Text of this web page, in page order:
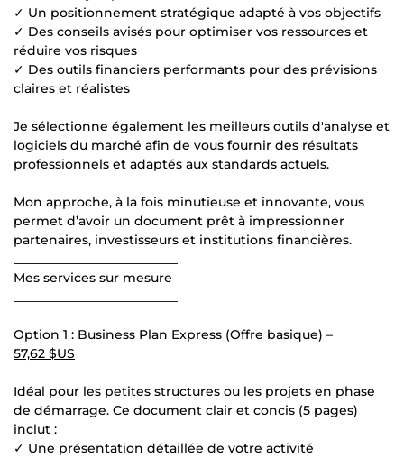
✓ Un positionnement stratégique adapté à vos objectifs
✓ Des conseils avisés pour optimiser vos ressources et
réduire vos risques
✓ Des outils financiers performants pour des prévisions
claires et réalistes
Je sélectionne également les meilleurs outils d'analyse et
logiciels du marché afin de vous fournir des résultats
professionnels et adaptés aux standards actuels.
Mon approche, à la fois minutieuse et innovante, vous
permet d’avoir un document prêt à impressionner
partenaires, investisseurs et institutions financières.
Mes services sur mesure
Option 1 : Business Plan Express (Offre basique) –
57,62 $US
Idéal pour les petites structures ou les projets en phase
de démarrage. Ce document clair et concis (5 pages)
inclut :
✓ Une présentation détaillée de votre activité